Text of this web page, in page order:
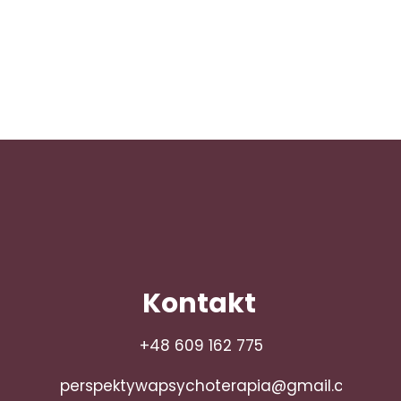
Kontakt
+48 609 162 775
perspektywapsychoterapia@gmail.com